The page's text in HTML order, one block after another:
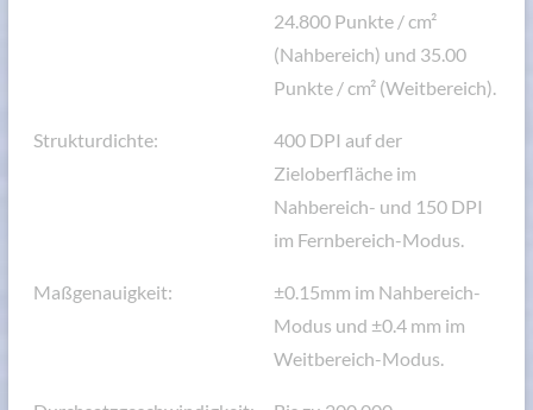
24.800 Punkte / cm²
(Nahbereich) und 35.00
Punkte / cm² (Weitbereich).
Strukturdichte:
400 DPI auf der
Zieloberfläche im
Nahbereich- und 150 DPI
im Fernbereich-Modus.
Maßgenauigkeit:
±0.15mm im Nahbereich-
Modus und ±0.4 mm im
Weitbereich-Modus.